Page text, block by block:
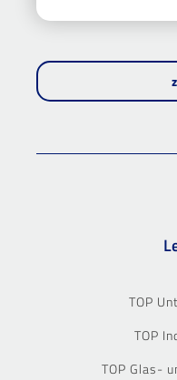
TOP
TOP
TOP Glas-